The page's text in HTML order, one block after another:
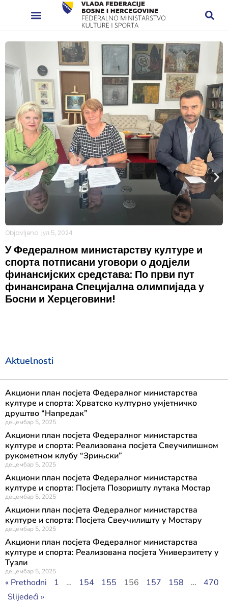
Objavljeno: јул 5, 2024
У Федералном министарству културе и
спорта потписани уговори о додјели
финансијских средстава: По први пут
финансирана Специјална олимпијада у
Босни и Херцеговини!
Aktuelnosti
Акциони план посјета Федералног министарства
културе и спорта: Хрватско културно умјетничко
друштво “Напредак”
децембар 5, 2025
Акциони план посјета Федералног министарства
културе и спорта: Реализована посјета Свеучилишном
рукометном клубу “Зрињски”
децембар 5, 2025
Акциони план посјета Федералног министарства
културе и спорта: Посјета Позоришту лутака Мостар
децембар 5, 2025
Акциони план посјета Федералног министарства
културе и спорта: Посјета Свеучилишту у Мостару
децембар 5, 2025
Акциони план посјета Федералног министарства
културе и спорта: Реализована посјета Универзитету у
Тузли
децембар 5, 2025
« Prethodni 1 … 154 155 156 157 158 …
470
Slijedeći »